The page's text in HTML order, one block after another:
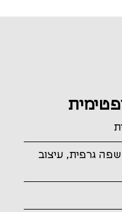
גרפית, עיצוב